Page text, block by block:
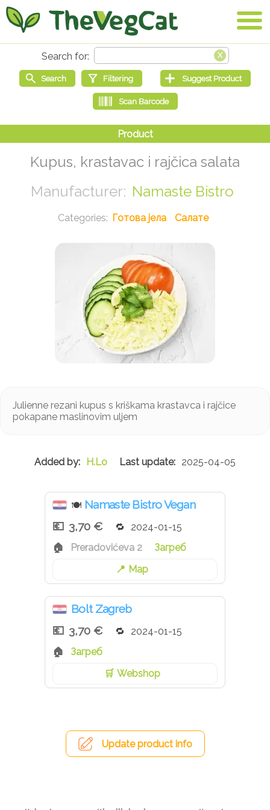
Kupus, krastavac i rajčica salata
Namaste Bistro
Готова јела Салате
Julienne rezani kupus s kriškama krastavca i rajčice
pokapane maslinovim uljem
H.Lo 2025-04-05
🍽 Namaste Bistro Vegan
3,70 €
2024-01-15
Preradovićeva 2
Загреб
Map
Bolt Zagreb
3,70 €
2024-01-15
Загреб
Webshop
Update product info